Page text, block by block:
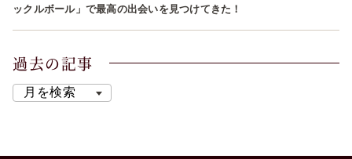
ックルボール」で最高の出会いを見つけてきた！
過去の記事